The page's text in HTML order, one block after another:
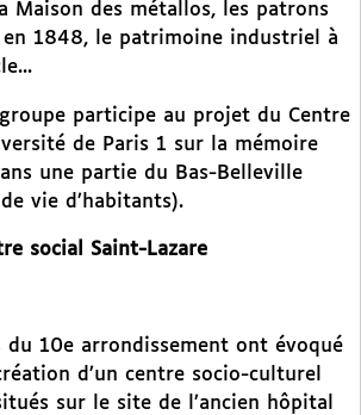
Maison des métallos, les patrons
1848, le patrimoine industriel à
participe au projet du Centre
de Paris 1 sur la mémoire
une partie du Bas-Belleville
vie d’habitants).
social Saint-Lazare
du 10e arrondissement ont évoqué
d’un centre socio-culturel
sur le site de l’ancien hôpital